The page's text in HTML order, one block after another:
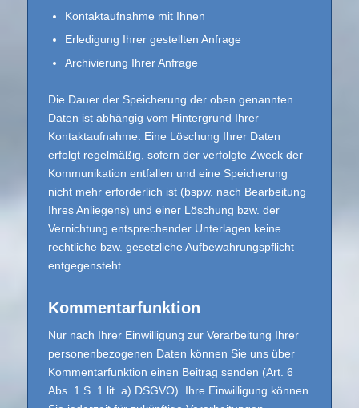
Kontaktaufnahme mit Ihnen
Erledigung Ihrer gestellten Anfrage
Archivierung Ihrer Anfrage
Die Dauer der Speicherung der oben genannten
Daten ist abhängig vom Hintergrund Ihrer
Kontaktaufnahme. Eine Löschung Ihrer Daten
erfolgt regelmäßig, sofern der verfolgte Zweck der
Kommunikation entfallen und eine Speicherung
nicht mehr erforderlich ist (bspw. nach Bearbeitung
Ihres Anliegens) und einer Löschung bzw. der
Vernichtung entsprechender Unterlagen keine
rechtliche bzw. gesetzliche Aufbewahrungspflicht
entgegensteht.
Kommentarfunktion
Nur nach Ihrer Einwilligung zur Verarbeitung Ihrer
personenbezogenen Daten können Sie uns über
Kommentarfunktion einen Beitrag senden (Art. 6
Abs. 1 S. 1 lit. a) DSGVO). Ihre Einwilligung können